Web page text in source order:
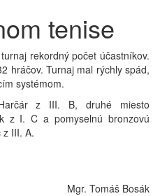
tenise
rekordný počet účastníkov.
hráčov. Turnaj mal rýchly spád,
systémom.
z III. B, druhé miesto
z I. C a pomyselnú bronzovú
III. A.
Mgr. Tomáš Bosák